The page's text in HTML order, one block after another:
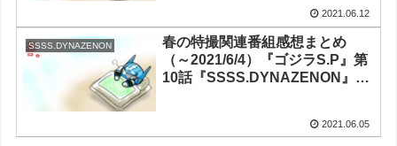
ズ～ナイスバディ～』第9話
『Thunderbolt Fantasy 東離劍
遊紀3』第10話
2021.06.12
SSSS.DYNAZENON
春の特撮関連番組感想まとめ
（～2021/6/4）『ゴジラS.P』第
10話『SSSS.DYNAZENON』第
ィ～』第8話『Thunderbolt2021.06.05